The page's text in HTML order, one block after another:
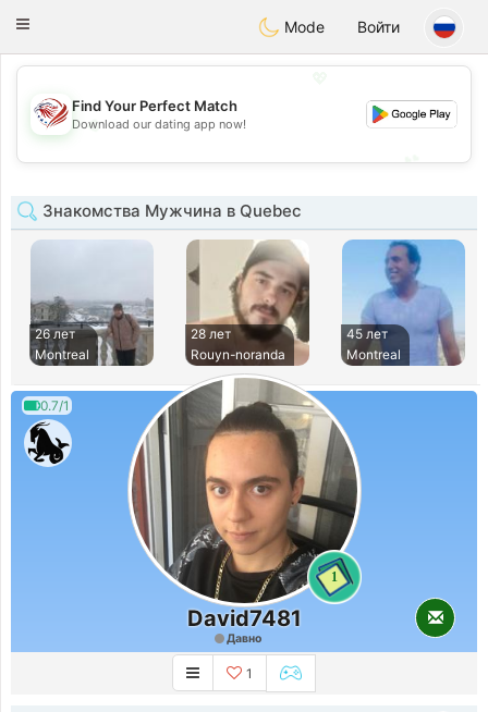
Dating
Toggle
Mode Войти
💖
💕
Find Your Perfect Match
Download our dating app now!
Знакомства Мужчина в Quebec
26 лет
Montreal
28 лет
Rouyn-noranda
45 лет
Montreal
0.7/1
1
David7481
Давно
1